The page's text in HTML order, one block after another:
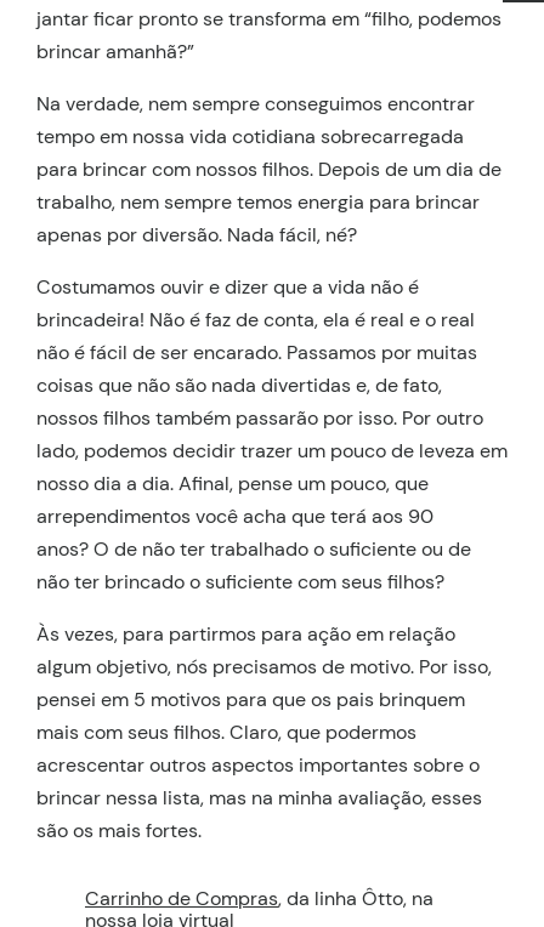
jantar ficar pronto se transforma em “filho, podemos
brincar amanhã?”
Na verdade, nem sempre conseguimos encontrar
tempo em nossa vida cotidiana sobrecarregada
para brincar com nossos filhos. Depois de um dia de
trabalho, nem sempre temos energia para brincar
apenas por diversão. Nada fácil, né?
Costumamos ouvir e dizer que a vida não é
brincadeira! Não é faz de conta, ela é real e o real
não é fácil de ser encarado. Passamos por muitas
coisas que não são nada divertidas e, de fato,
nossos filhos também passarão por isso. Por outro
lado, podemos decidir trazer um pouco de leveza em
nosso dia a dia. Afinal, pense um pouco, que
arrependimentos você acha que terá aos 90
anos? O de não ter trabalhado o suficiente ou de
não ter brincado o suficiente com seus filhos?
Às vezes, para partirmos para ação em relação
algum objetivo, nós precisamos de motivo. Por isso,
pensei em 5 motivos para que os pais brinquem
mais com seus filhos. Claro, que podermos
acrescentar outros aspectos importantes sobre o
brincar nessa lista, mas na minha avaliação, esses
são os mais fortes.
Carrinho de Compras, da linha Ôtto, na
nossa loja virtual